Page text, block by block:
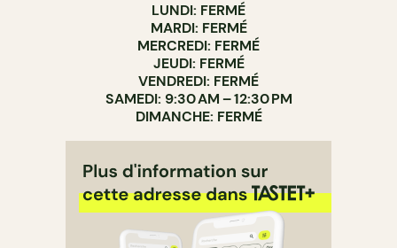
LUNDI: FERMÉ
MARDI: FERMÉ
MERCREDI: FERMÉ
JEUDI: FERMÉ
VENDREDI: FERMÉ
SAMEDI: 9:30 AM – 12:30 PM
DIMANCHE: FERMÉ